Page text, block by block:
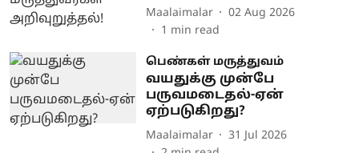
Maalaimalar
02 Aug 2026
1 min read
பெண்கள் மருத்துவம்
வயதுக்கு முன்பே
பருவமடைதல்-ஏன்
ஏற்படுகிறது?
Maalaimalar
31 Jul 2026